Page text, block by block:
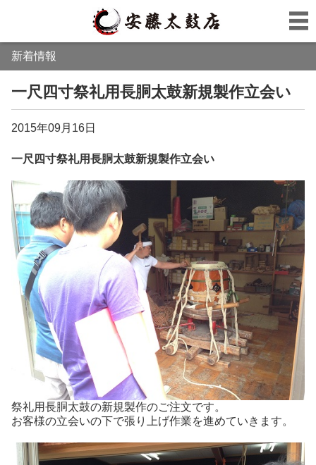
新着情報
一尺四寸祭礼用長胴太鼓新規製作立会い
2015年09月16日
一尺四寸祭礼用長胴太鼓新規製作立会い
祭礼用長胴太鼓の新規製作のご注文です。
お客様の立会いの下で張り上げ作業を進めていきます。